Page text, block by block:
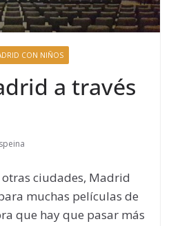
CON NIÑOS
a través
ciudades, Madrid
muchas películas de
que hay que pasar más